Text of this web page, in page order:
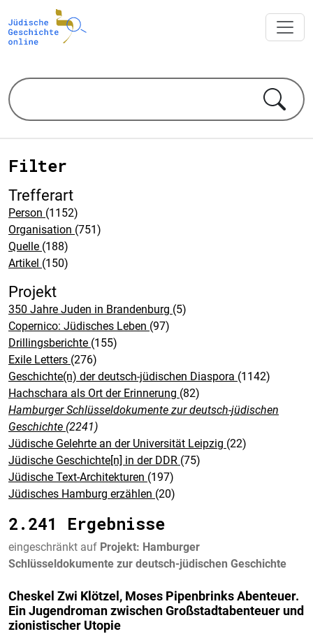
Filter
Trefferart
Person (1152)
Organisation (751)
Quelle (188)
Artikel (150)
Projekt
350 Jahre Juden in Brandenburg (5)
Copernico: Jüdisches Leben (97)
Drillingsberichte (155)
Exile Letters (276)
Geschichte(n) der deutsch-jüdischen Diaspora (1142)
Hachschara als Ort der Erinnerung (82)
Hamburger Schlüsseldokumente zur deutsch-jüdischen
Geschichte (2241)
Jüdische Gelehrte an der Universität Leipzig (22)
Jüdische Geschichte[n] in der DDR (75)
Jüdische Text-Architekturen (197)
Jüdisches Hamburg erzählen (20)
2.241 Ergebnisse
eingeschränkt auf Projekt: Hamburger
Schlüsseldokumente zur deutsch-jüdischen Geschichte
Cheskel Zwi Klötzel, Moses Pipenbrinks Abenteuer.
Ein Jugendroman zwischen Großstadtabenteuer und
zionistischer Utopie